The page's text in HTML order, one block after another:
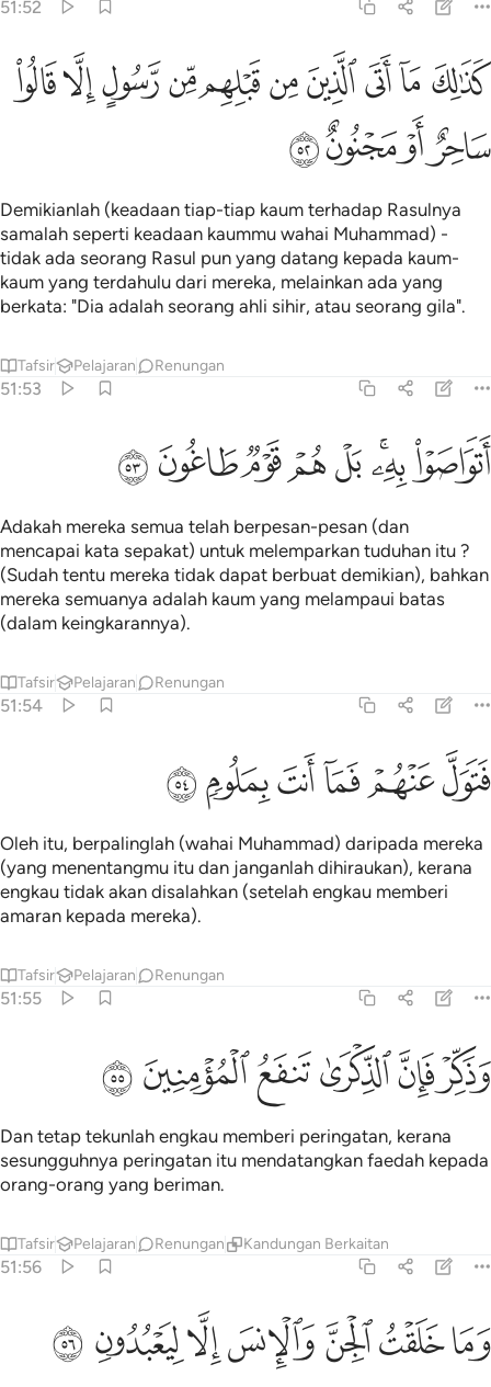
51:52
كذالك ما اتى الذين من قبلهم من رسول الا قالوا ساحر او مجنون ٥٢
كَذَٰلِكَ مَآ أَتَى ٱلَّذِينَ مِن قَبْلِهِم مِّن رَّسُولٍ إِلَّا قَالُوا۟ سَاحِرٌ أَوْ مَجْنُونٌ ٥٢
ﱁﱂﱃﱄﱅﱆﱇﱈﱉﱊ
ﱋﱌﱍﱎ
Demikianlah (keadaan tiap-tiap kaum terhadap Rasulnya
samalah seperti keadaan kaummu wahai Muhammad) -
tidak ada seorang Rasul pun yang datang kepada kaum-
kaum yang terdahulu dari mereka, melainkan ada yang
berkata: "Dia adalah seorang ahli sihir, atau seorang gila".
Tafsir Pelajaran Renungan
51:53
اتواصوا به بل هم قوم طاغون ٥٣
أَتَوَاصَوْا۟ بِهِۦ ۚ بَلْ هُمْ قَوْمٌۭ طَاغُونَ ٥٣
ﱏﱐﱑﱒﱓﱔﱕﱖ
Adakah mereka semua telah berpesan-pesan (dan
mencapai kata sepakat) untuk melemparkan tuduhan itu ?
(Sudah tentu mereka tidak dapat berbuat demikian), bahkan
mereka semuanya adalah kaum yang melampaui batas
(dalam keingkarannya).
Tafsir Pelajaran Renungan
51:54
فتول عنهم فما انت بملوم ٥٤
فَتَوَلَّ عَنْهُمْ فَمَآ أَنتَ بِمَلُومٍۢ ٥٤
ﱗﱘﱙﱚﱛﱜ
Oleh itu, berpalinglah (wahai Muhammad) daripada mereka
(yang menentangmu itu dan janganlah dihiraukan), kerana
engkau tidak akan disalahkan (setelah engkau memberi
amaran kepada mereka).
Tafsir Pelajaran Renungan
51:55
وذكر فان الذكرى تنفع المومنين ٥٥
وَذَكِّرْ فَإِنَّ ٱلذِّكْرَىٰ تَنفَعُ ٱلْمُؤْمِنِينَ ٥٥
ﱝﱞﱟﱠﱡﱢ
Dan tetap tekunlah engkau memberi peringatan, kerana
sesungguhnya peringatan itu mendatangkan faedah kepada
orang-orang yang beriman.
Tafsir Pelajaran Renungan Kandungan Berkaitan
51:56
وما خلقت الجن والانس الا ليعبدون ٥٦
وَمَا خَلَقْتُ ٱلْجِنَّ وَٱلْإِنسَ إِلَّا لِيَعْبُدُونِ ٥٦
ﱣﱤﱥﱦﱧﱨ ﱩ